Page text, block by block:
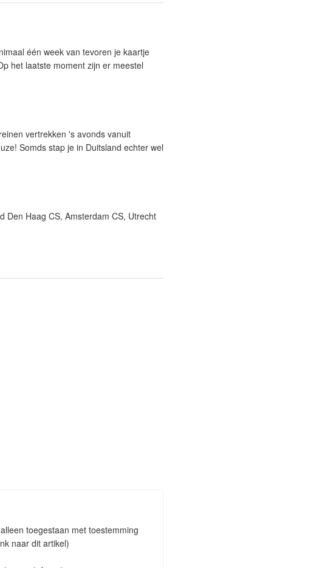
één week van tevoren je kaartje
het laatste moment zijn er meestel
vertrekken 's avonds vanuit
Somds stap je in Duitsland echter wel
Den Haag CS, Amsterdam CS, Utrecht
toegestaan met toestemming
naar dit artikel)